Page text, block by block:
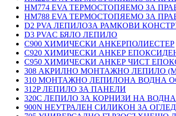
HM774 EVA ТЕРМОСТОПЯЕМО ЗА
HM788 EVA ТЕРМОСТОПЯЕМО ЗА
D2 PVA ЛЕПИЛОЗА РАМКОВИ
D3 PVAC БЯЛО ЛЕПИЛО
C900 ХИМИЧЕСКИ АНКЕРПОЛИЕСТЕP
C920 ХИМИЧЕСКИ АНКЕР
C950 ХИМИЧЕСКИ АНКЕР ЧИСТ
308 АКРИЛНО МОНТАЖНО ЛЕПИЛО
310 МОНТАЖНО ЛЕПИЛОНА ВОДНА
312P ЛЕПИЛО ЗА ПАНЕЛИ
320C ЛЕПИЛО ЗА КОРНИЗИ НА
900N НЕУТРАЛЕН СИЛИКОН ЗА